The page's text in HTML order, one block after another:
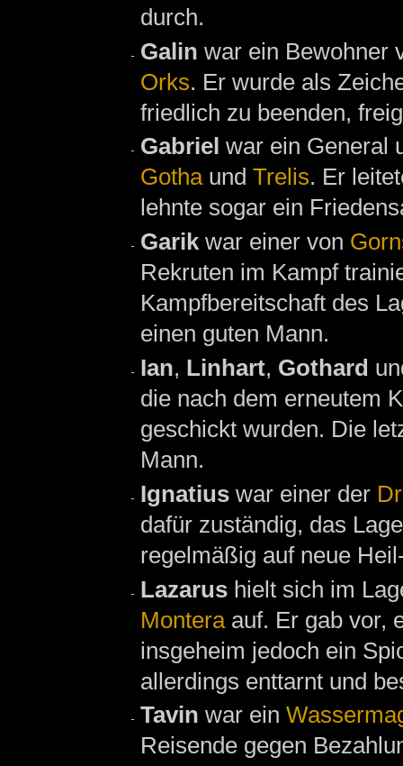
durch.
Galin war ein Bewohner
Orks. Er wurde als
friedlich zu beenden,
Gabriel war ein General
Gothaund Trelis. Er
lehnte sogar ein
Garikwar einer von
Rekruten im Kampf
Kampfbereitschaft des
einen guten Mann.
Ian, Linhart, Gothard
die nach dem erneutem
geschickt wurden. Die
Mann.
Ignatius war einer der
dafür zuständig, das
regelmäßig auf neue
Lazarus hielt sich im
Monteraauf. Er gab vor,
insgeheim jedoch ein
allerdings enttarnt und
Tavin war ein
Reisende gegen